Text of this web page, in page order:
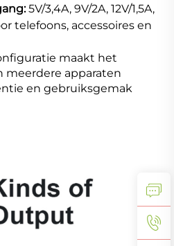
5V/3,4A, 9V/2A, 12V/1,5A,
telefoons, accessoires en
maakt het
meerdere apparaten
en gebruiksgemak